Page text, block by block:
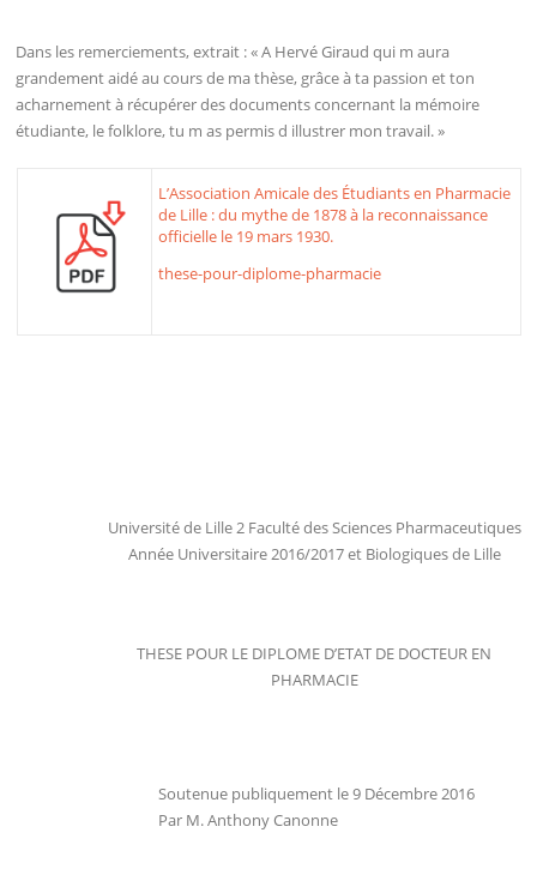
Dans les remerciements, extrait : « A Hervé Giraud qui m aura
grandement aidé au cours de ma thèse, grâce à ta passion et ton
acharnement à récupérer des documents concernant la mémoire
étudiante, le folklore, tu m as permis d illustrer mon travail. »
L’Association Amicale des Étudiants en Pharmacie
de Lille : du mythe de 1878 à la reconnaissance
officielle le 19 mars 1930.
these-pour-diplome-pharmacie
Université de Lille 2 Faculté des Sciences Pharmaceutiques
Année Universitaire 2016/2017 et Biologiques de Lille
THESE POUR LE DIPLOME D’ETAT DE DOCTEUR EN
PHARMACIE
Soutenue publiquement le 9 Décembre 2016
Par M. Anthony Canonne